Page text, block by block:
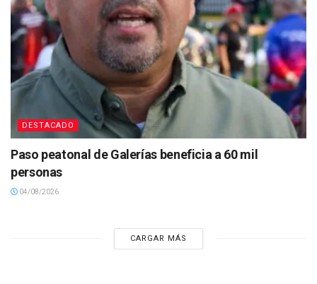
DESTACADO
Paso peatonal de Galerías beneficia a 60 mil
personas
04/08/2026
CARGAR MÁS